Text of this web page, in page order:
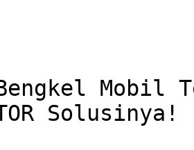
Mobil
Solusinya!